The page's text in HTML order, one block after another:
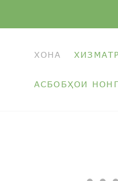
ХОНА
АСБОБҲОИ